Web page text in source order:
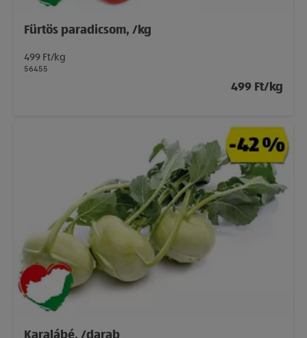
Fürtös paradicsom, /kg
499 Ft/kg
56455
499 Ft/kg
Karalábé, /darab